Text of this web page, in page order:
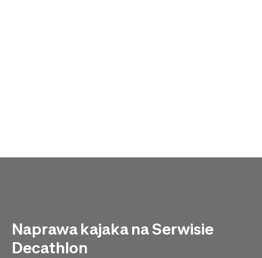
Naprawa kajaka na Serwisie
Decathlon